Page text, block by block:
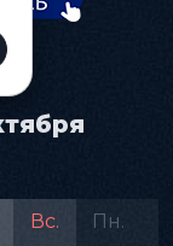
Вс. Пн.